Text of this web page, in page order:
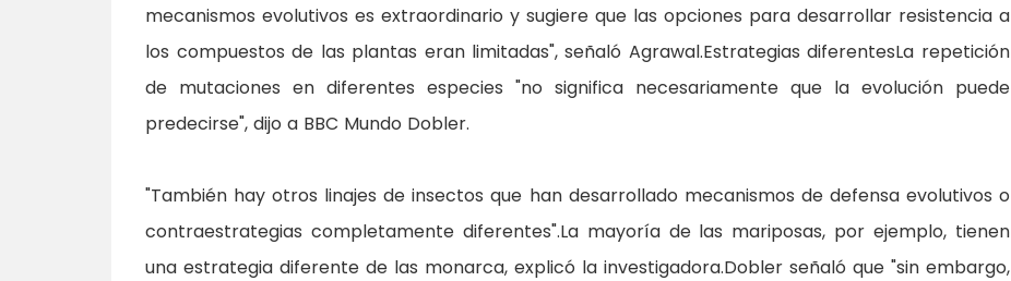
mecanismos evolutivos es extraordinario y sugiere que las opciones para desarrollar resistencia a
los compuestos de las plantas eran limitadas", señaló Agrawal.Estrategias diferentesLa repetición
de mutaciones en diferentes especies "no significa necesariamente que la evolución puede
predecirse", dijo a BBC Mundo Dobler.
"También hay otros linajes de insectos que han desarrollado mecanismos de defensa evolutivos o
contraestrategias completamente diferentes".La mayoría de las mariposas, por ejemplo, tienen
una estrategia diferente de las monarca, explicó la investigadora.Dobler señaló que "sin embargo,